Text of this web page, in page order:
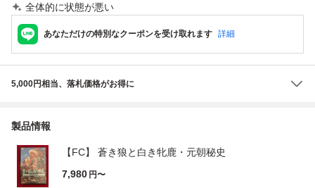
全体的に状態が悪い
あなただけの特別なクーポンを受け取れます 詳細
5,000円相当、落札価格がお得に
製品情報
【FC】 蒼き狼と白き牝鹿・元朝秘史
7,980 円〜